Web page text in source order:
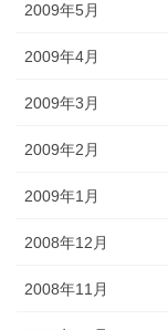
2009年5月
2009年4月
2009年3月
2009年2月
2009年1月
2008年12月
2008年11月